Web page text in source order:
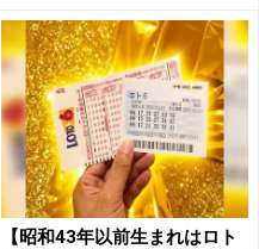
【昭和43年以前生まれはロト